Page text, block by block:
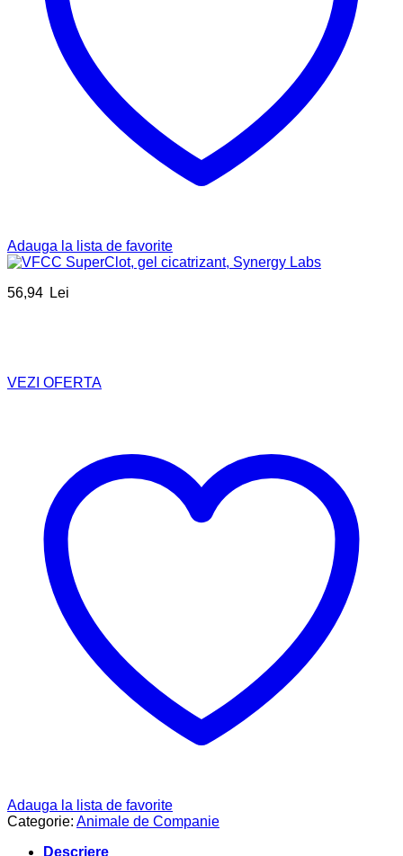
Adauga la lista de favorite
56,94 Lei
VEZI OFERTA
Adauga la lista de favorite
Categorie: Animale de Companie
Descriere